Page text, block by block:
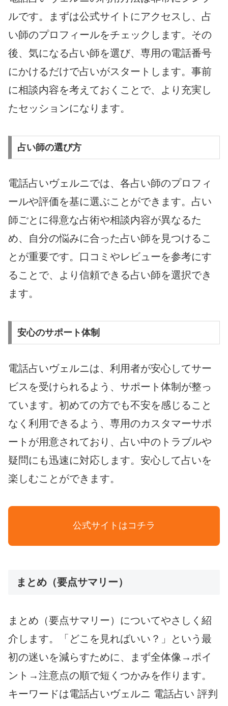
ルです。まずは公式サイトにアクセスし、占
い師のプロフィールをチェックします。その
後、気になる占い師を選び、専用の電話番号
にかけるだけで占いがスタートします。事前
に相談内容を考えておくことで、より充実し
たセッションになります。
占い師の選び方
電話占いヴェルニでは、各占い師のプロフィ
ールや評価を基に選ぶことができます。占い
師ごとに得意な占術や相談内容が異なるた
め、自分の悩みに合った占い師を見つけるこ
とが重要です。口コミやレビューを参考にす
ることで、より信頼できる占い師を選択でき
ます。
安心のサポート体制
電話占いヴェルニは、利用者が安心してサー
ビスを受けられるよう、サポート体制が整っ
ています。初めての方でも不安を感じること
なく利用できるよう、専用のカスタマーサポ
ートが用意されており、占い中のトラブルや
疑問にも迅速に対応します。安心して占いを
楽しむことができます。
公式サイトはコチラ
まとめ（要点サマリー）
まとめ（要点サマリー）についてやさしく紹
介します。「どこを見ればいい？」という最
初の迷いを減らすために、まず全体像→ポイ
ント→注意点の順で短くつかみを作ります。
キーワードは電話占いヴェルニ 電話占い 評判